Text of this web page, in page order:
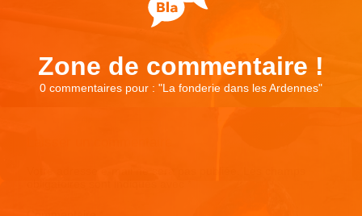
Zone de commentaire !
0 commentaires pour : "La fonderie dans les Ardennes"